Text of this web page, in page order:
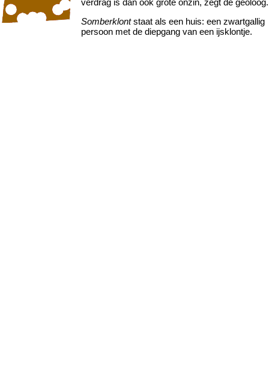
Somberklontstaat als een huis: een zwartgallig
persoon met de diepgang van een ijsklontje.